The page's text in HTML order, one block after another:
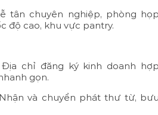
tân chuyên nghiệp, phòng
độ cao, khu vực pantry.
chỉ đăng ký kinh doanh
gọn.
và chuyển phát thư từ,